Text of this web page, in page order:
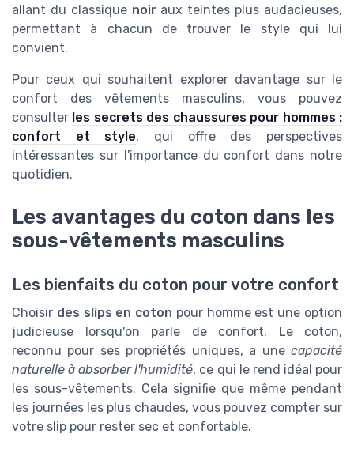
allant du classique noiraux teintes plus audacieuses,
permettant à chacun de trouver le style qui lui
convient.
Pour ceux qui souhaitent explorer davantage sur le
confort des vêtements masculins, vous pouvez
consulter les secrets des chaussures pour hommes :
confort et style, qui offre des perspectives
intéressantes sur l'importance du confort dans notre
quotidien.
Les avantages du coton dans les
sous-vêtements masculins
Les bienfaits du coton pour votre confort
Choisir des slips en coton pour homme est une option
judicieuse lorsqu'on parle de confort. Le coton,
reconnu pour ses propriétés uniques, a une capacité
naturelle à absorber l'humidité, ce qui le rend idéal pour
les sous-vêtements. Cela signifie que même pendant
les journées les plus chaudes, vous pouvez compter sur
votre slip pour rester sec et confortable.